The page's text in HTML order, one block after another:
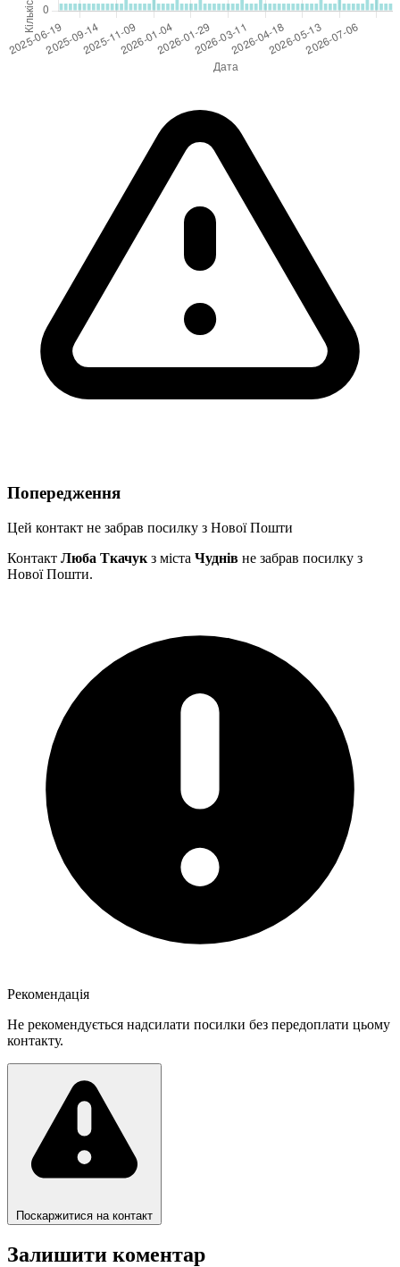
Попередження
Цей контакт не забрав посилку з Нової Пошти
Контакт Люба Ткачук з міста Чуднів не забрав посилку з
Нової Пошти.
Рекомендація
Не рекомендується надсилати посилки без передоплати цьому
контакту.
Поскаржитися на контакт
Залишити коментар